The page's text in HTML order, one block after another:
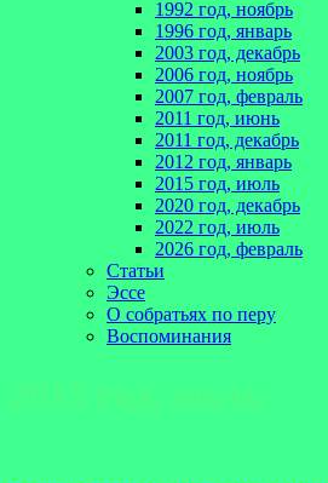
1992 год, ноябрь
1996 год, январь
2003 год, декабрь
2006 год, ноябрь
2007 год, февраль
2011 год, июнь
2011 год, декабрь
2012 год, январь
2015 год, июль
2020 год, декабрь
2022 год, июль
2026 год, февраль
Статьи
Эссе
О собратьях по перу
Воспоминания